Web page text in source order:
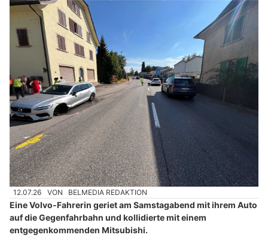
12.07.26 VON BELMEDIA REDAKTION
Eine Volvo-Fahrerin geriet am Samstagabend mit ihrem Auto
auf die Gegenfahrbahn und kollidierte mit einem
entgegenkommenden Mitsubishi.